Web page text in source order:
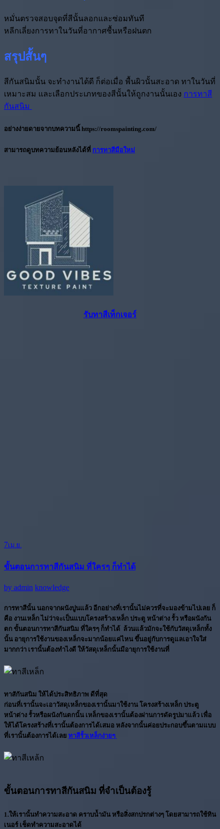
หมั่นตรวจสอบจุดที่สีนั้นลอกและซ่อมทันที
หลีกเลี่ยงการทาในวันที่อากาศชื้นหรือฝนตก
สรุปสั้นๆ
สีกันสนิมนั้น จะทำงานได้ดี ก็ต่อเมื่อ พื้นผิวนั้นสะอาด ทาในวันที่
เหมาะสม และเลือกประเภทของสีนั้นให้ถูกงานนั้นเอง การทาสี
กันสนิม
อย่างง่ายดายจากบทความนี้ https://roomspainting.com/
สามารถดูบทความย้อนหลังได้ที่ การทาสีมือใหม่
รับทาสีเท็กเจอร์
7เม.ย.
ขั้นตอนการทาสีกันสนิม ที่ใครๆ ก็ทำได้
by admin knowledge
การทาสีนั้น นอกจากผนังปูนแล้ว อีกอย่างที่เรานั้นไม่ควรที่จะมองข้ามไปเลย ก็
คือ งานเหล็ก ไม่ว่าจะเป็นแบบโครงสร้างเหล็ก ประตู หน้าต่าง รั้ว หรือผนังกัน
ตก ขั้นตอนการทาสีกันสนิม ที่ใครๆ ก็ทำได้ ล้วนแล้วมักจะใช้กับวัสดุเหล็กทั้ง
นั้น อายุการใช้งานของเหล็กจะมากน้อยแค่ไหน ขึ้นอยู่กับการดูแลเอาใจใส่
มากกว่า เรานั้นต้องทำไงดี ให้วัสดุเหล็กนั้นมีอายุการใช้งานที่
ทาสักันสนิม ให้ได้ประสิทธิภาพ ดีที่สุด
ก่อนที่เรานั้นจะเอาวัสดุเหล็กของเรานั้นมาใช้งาน โครงสร้างเหล็ก ประตู
หน้าต่าง รั้วหรือผนังกันตกนั้น เหล็กของเรานั้นต้องผ่านการดัดรูปมาแล้ว เพื่อ
ให้ได้โครงสร้างที่เรานั้นต้องการได้เสมอ หลังจากนั้นค่อยประกอบขึ้นตามแบบ
ที่เรานั้นต้องการได้เลย ทาสีรั้วเหล็กง่ายๆ
ขั้นตอนการทาสีกันสนิม ที่จำเป็นต้องรู้
1.ให้เรานั้นทำความสะอาด คราบน้ำมัน หรือสิ่งสกปรกต่างๆ โดยสามารถใช้ทิน
เนอร์ เช็ดทำความสะอาดได้